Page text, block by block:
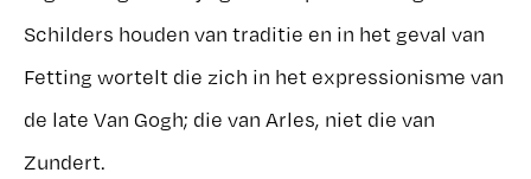
Schilders houden van traditie en in het geval van
Fetting wortelt die zich in het expressionisme van
de late Van Gogh; die van Arles, niet die van
Zundert.